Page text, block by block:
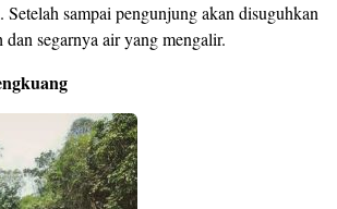
Setelah sampai pengunjung akan disuguhkan
dan segarnya air yang mengalir.